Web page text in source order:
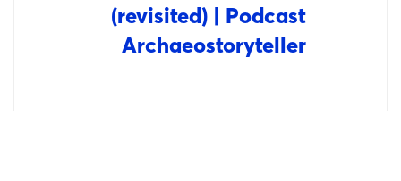
(revisited) | Podcast
Archaeostoryteller